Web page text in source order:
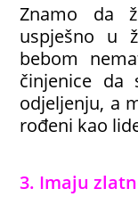
Znamo da
uspješno u
bebom
činjenice da
odjeljenju, a
rođeni kao
3. Imaju